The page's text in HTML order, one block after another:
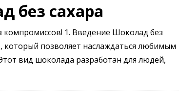
без сахара
компромиссов! 1. Введение Шоколад без
который позволяет наслаждаться любимым
вид шоколада разработан для людей,